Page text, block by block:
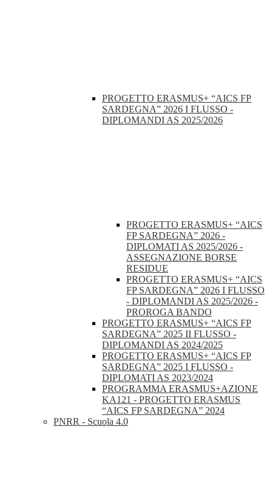
PROGETTO ERASMUS+ “AICS FP
SARDEGNA” 2026 I FLUSSO -
DIPLOMANDI AS 2025/2026
PROGETTO ERASMUS+ “AICS
FP SARDEGNA” 2026 -
DIPLOMATI AS 2025/2026 -
ASSEGNAZIONE BORSE
RESIDUE
PROGETTO ERASMUS+ “AICS
FP SARDEGNA” 2026 I FLUSSO
- DIPLOMANDI AS 2025/2026 -
PROROGA BANDO
PROGETTO ERASMUS+ “AICS FP
SARDEGNA” 2025 II FLUSSO -
DIPLOMANDI AS 2024/2025
PROGETTO ERASMUS+ “AICS FP
SARDEGNA” 2025 I FLUSSO -
DIPLOMATI AS 2023/2024
PROGRAMMA ERASMUS+AZIONE
KA121 - PROGETTO ERASMUS
“AICS FP SARDEGNA” 2024
PNRR - Scuola 4.0